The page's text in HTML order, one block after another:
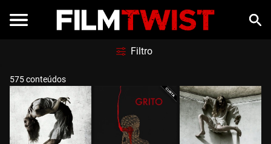
Filtro
575 conteúdos